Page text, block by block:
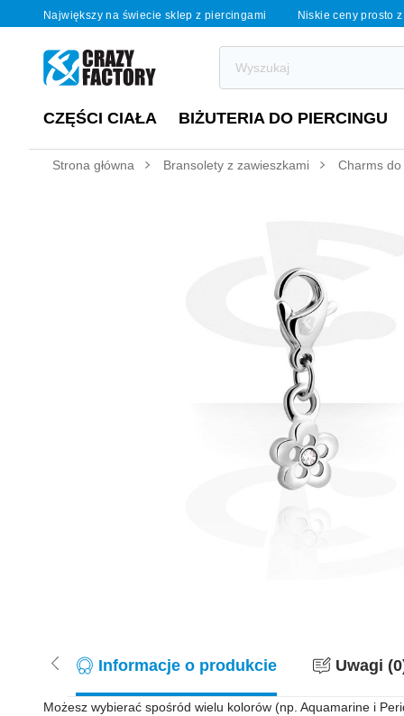
Największy na świecie sklep z piercingami Niskie ceny prosto
CZĘŚCI CIAŁA BIŻUTERIA DO PIERCINGU
Strona główna Bransolety z zawieszkami Charms do
Informacje o produkcie Uwagi
Możesz wybierać spośród wielu kolorów (np. Aquamarine i